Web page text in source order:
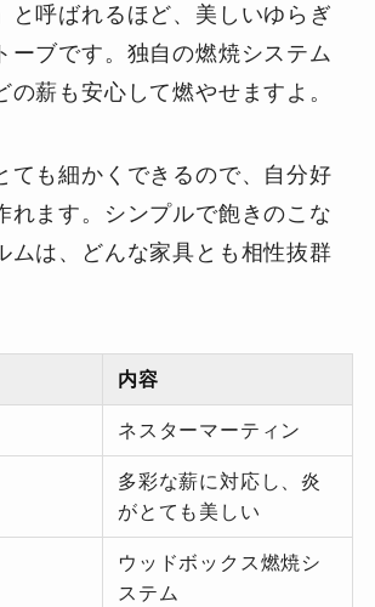
と呼ばれるほど、美しいゆらぎ
ーブです。独自の燃焼システム
の薪も安心して燃やせますよ。
ても細かくできるので、自分好
れます。シンプルで飽きのこな
ムは、どんな家具とも相性抜群
内容
ネスターマーティン
多彩な薪に対応し、炎
がとても美しい
ウッドボックス燃焼シ
ステム